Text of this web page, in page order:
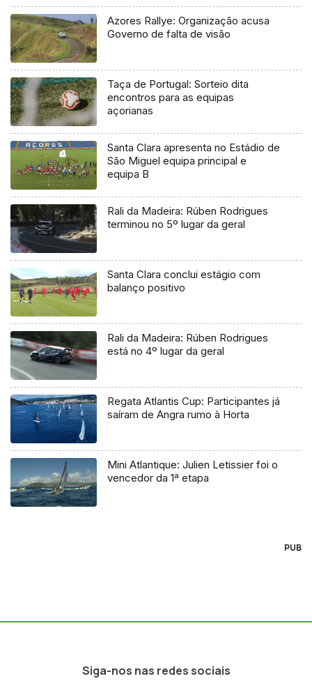
Azores Rallye: Organização acusa
Governo de falta de visão
Taça de Portugal: Sorteio dita
encontros para as equipas
açorianas
Santa Clara apresenta no Estádio de
São Miguel equipa principal e
equipa B
Rali da Madeira: Rúben Rodrigues
terminou no 5º lugar da geral
Santa Clara conclui estágio com
balanço positivo
Rali da Madeira: Rúben Rodrigues
está no 4º lugar da geral
Regata Atlantis Cup: Participantes já
saíram de Angra rumo à Horta
Mini Atlantique: Julien Letissier foi o
vencedor da 1ª etapa
PUB
Siga-nos nas redes sociais